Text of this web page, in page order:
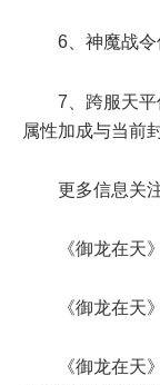
6、神魔战令
7、跨服天
属性加成与当前
更多信息关
《御龙在天
《御龙在天
《御龙在